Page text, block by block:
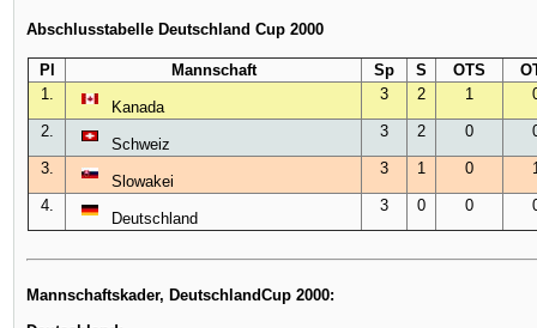
Abschlusstabelle Deutschland Cup 2000
Pl Mannschaft Sp S OTS
1.
Kanada
3 2 1
2.
Schweiz
3 2 0
3.
Slowakei
3 1 0
4.
Deutschland
3 0 0
Mannschaftskader, DeutschlandCup 2000: